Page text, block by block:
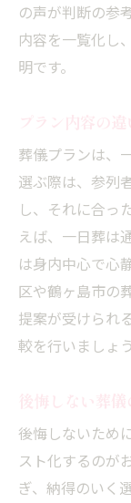
の声が判断の参
内容を一覧化し
明です。
葬儀プランは、
選ぶ際は、参列
し、それに合っ
えば、一日葬は
は身内中心で心
区や鶴ヶ島市の
提案が受けられ
較を行いましょう
後悔しないため
スト化するのが
ぎ、納得のいく